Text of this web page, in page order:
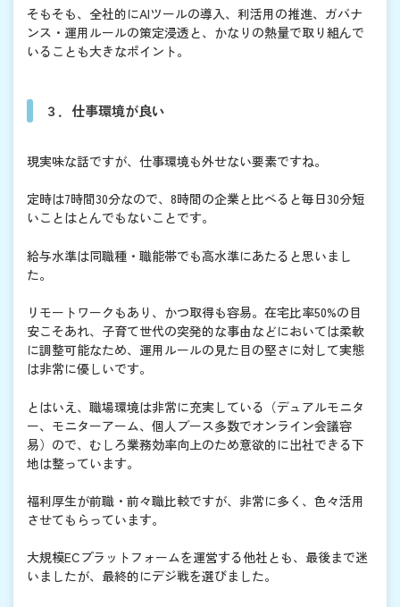
そもそも、全社的にAIツールの導入、利活用の推進、ガバナ
ンス・運用ルールの策定浸透と、かなりの熱量で取り組んで
いることも大きなポイント。
３．仕事環境が良い
現実味な話ですが、仕事環境も外せない要素ですね。
定時は7時間30分なので、8時間の企業と比べると毎日30分短
いことはとんでもないことです。
給与水準は同職種・職能帯でも高水準にあたると思いまし
た。
リモートワークもあり、かつ取得も容易。在宅比率50%の目
安こそあれ、子育て世代の突発的な事由などにおいては柔軟
に調整可能なため、運用ルールの見た目の堅さに対して実態
は非常に優しいです。
とはいえ、職場環境は非常に充実している（デュアルモニタ
ー、モニターアーム、個人ブース多数でオンライン会議容
易）ので、むしろ業務効率向上のため意欲的に出社できる下
地は整っています。
福利厚生が前職・前々職比較ですが、非常に多く、色々活用
させてもらっています。
大規模ECプラットフォームを運営する他社とも、最後まで迷
いましたが、最終的にデジ戦を選びました。